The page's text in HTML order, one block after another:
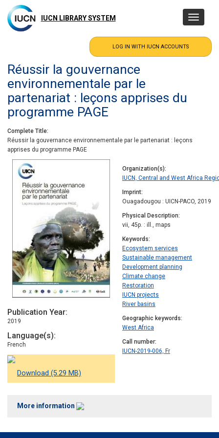
main
content
IUCN LIBRARY SYSTEM
Toggle
Réussir la gouvernance
environnementale par le
partenariat : leçons apprises du
programme PAGE
Complete Title
Réussir la gouvernance environnementale par le partenariat : leçons
apprises du programme PAGE
Publication Year
2019
Language(s)
French
Download (5.29 MB)
Organization(s)
IUCN, Central and West Africa
Imprint
Ouagadougou : UICN-PACO, 2019
Physical Description
vii, 45p. : ill., maps
Keywords
Ecosystem services
Sustainable management
Development planning
Climate change
Restoration
IUCN projects
River basins
Geographic keywords
West Africa
Call number
IUCN-2019-006, Fr
More information